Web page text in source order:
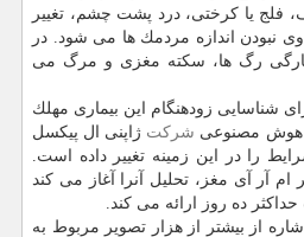
فلج یا كرختی، درد پشت چشم، تغییر
نبودن اندازه مردمك ها می شود. در
رگ ها، سكته مغزی و مرگ می
شناسایی زودهنگام این بیماری مهلك
هوش مصنوعی شركت ژاپنی ال پیكسل
را در این زمینه تغییر داده است.
ام آر آی مغز، تحلیل آنرا آغاز می كند
ده روز ارائه می كند.
از بیشتر از هزار تصویر مربوط به